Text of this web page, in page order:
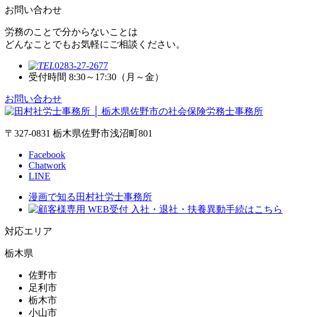
お問い合わせ
労務のことで分からないことは
どんなことでもお気軽にご相談ください。
0283-27-2677
受付時間 8:30～17:30（月～金）
お問い合わせ
〒327-0831 栃木県佐野市浅沼町801
Facebook
Chatwork
LINE
漫画で知る田村社労士事務所
対応エリア
栃木県
佐野市
足利市
栃木市
小山市